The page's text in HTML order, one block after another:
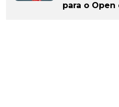
para o Open